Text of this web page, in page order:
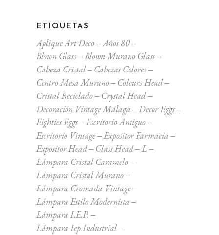
ETIQUETAS
Aplique Art Deco
Años 80
Blown Glass
Blown Murano Glass
Cabeza Cristal
Cabezas Colores
Centro Mesa Murano
Colours Head
Cristal Reciclado
Crystal Head
Decoración Vintage Málaga
Decor Eggs
Eighties Eggs
Escritorio Antiguo
Escritorio Vintage
Expositor Farmacia
Expositor Head
Glass Head
L
Lámpara Cristal Caramelo
Lámpara Cristal Murano
Lámpara Cromada Vintage
Lámpara Estilo Modernista
Lámpara I.E.P.
Lámpara Iep Industrial